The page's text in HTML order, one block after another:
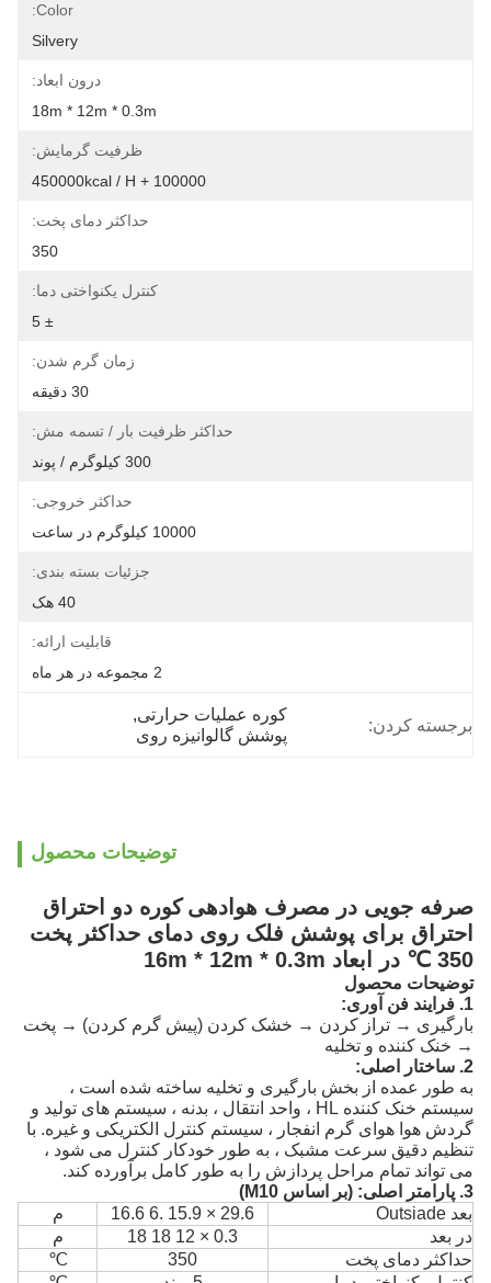
Color:
Silvery
درون ابعاد:
18m * 12m * 0.3m
ظرفیت گرمایش:
100000 + 450000kcal / H
حداکثر دمای پخت:
350
کنترل یکنواختی دما:
± 5
زمان گرم شدن:
30 دقیقه
حداکثر ظرفیت بار / تسمه مش:
300 کیلوگرم / پوند
حداکثر خروجی:
10000 کیلوگرم در ساعت
جزئیات بسته بندی:
40 هک
قابلیت ارائه:
برجسته کردن:
کوره عملیات حرارتی ,
پوشش گالوانیزه روی
توضیحات محصول
صرفه جویی در مصرف هوادهی کوره دو احتراق
احتراق برای پوشش فلک روی دمای حداکثر پخت
350 ℃ در ابعاد 16m * 12m * 0.3m
توضیحات محصول
1. فرایند فن آوری:
بارگیری → تراز کردن → خشک کردن (پیش گرم کردن) → پخت
→ خنک کننده و تخلیه
2. ساختار اصلی:
به طور عمده از بخش بارگیری و تخلیه ساخته شده است ،
سیستم خنک کننده HL ، واحد انتقال ، بدنه ، سیستم های تولید و
گردش هوا هوای گرم انفجار ، سیستم کنترل الکتریکی و غیره. با
تنظیم دقیق سرعت مشبک ، به طور خودکار کنترل می شود ،
می تواند تمام مراحل پردازش را به طور کامل برآورده کند.
3. پارامتر اصلی: (بر اساس M10)
بعد Outsiade
29.6 × 15.9 .6 16.6
م
در بعد
0.3 × 12 18 18
م
حداکثر دمای پخت
350
℃